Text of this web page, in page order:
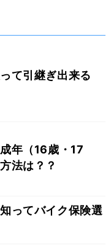
て引継ぎ出来る
年（16歳・17
法は？？
ってバイク保険選